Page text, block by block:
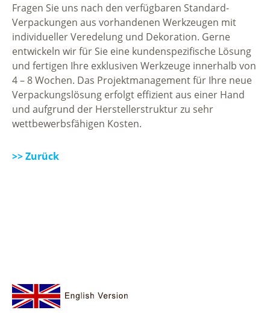
Fragen Sie uns nach den verfügbaren Standard-
Verpackungen aus vorhandenen Werkzeugen mit
individueller Veredelung und Dekoration. Gerne
entwickeln wir für Sie eine kundenspezifische Lösung
und fertigen Ihre exklusiven Werkzeuge innerhalb von
4 – 8 Wochen. Das Projektmanagement für Ihre neue
Verpackungslösung erfolgt effizient aus einer Hand
und aufgrund der Herstellerstruktur zu sehr
wettbewerbsfähigen Kosten.
>> Zurück